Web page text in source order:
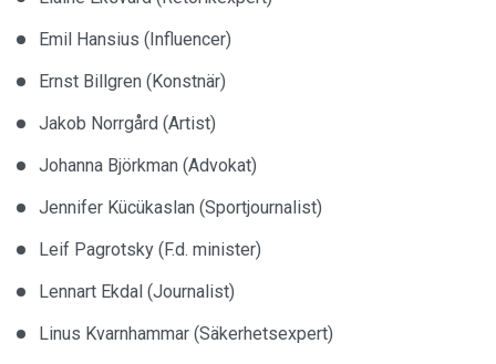
Emil Hansius (Influencer)
Ernst Billgren (Konstnär)
Jakob Norrgård (Artist)
Johanna Björkman (Advokat)
Jennifer Kücükaslan (Sportjournalist)
Leif Pagrotsky (F.d. minister)
Lennart Ekdal (Journalist)
Linus Kvarnhammar (Säkerhetsexpert)